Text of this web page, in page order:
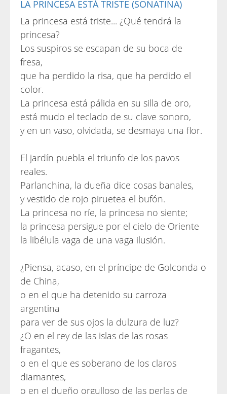
LA PRINCESA ESTÁ TRISTE (SONATINA)
La princesa está triste... ¿Qué tendrá la
princesa?
Los suspiros se escapan de su boca de
fresa,
que ha perdido la risa, que ha perdido el
color.
La princesa está pálida en su silla de oro,
está mudo el teclado de su clave sonoro,
y en un vaso, olvidada, se desmaya una flor.
El jardín puebla el triunfo de los pavos
reales.
Parlanchina, la dueña dice cosas banales,
y vestido de rojo piruetea el bufón.
La princesa no ríe, la princesa no siente;
la princesa persigue por el cielo de Oriente
la libélula vaga de una vaga ilusión.
¿Piensa, acaso, en el príncipe de Golconda o
de China,
o en el que ha detenido su carroza
argentina
para ver de sus ojos la dulzura de luz?
¿O en el rey de las islas de las rosas
fragantes,
o en el que es soberano de los claros
diamantes,
o en el dueño orgulloso de las perlas de